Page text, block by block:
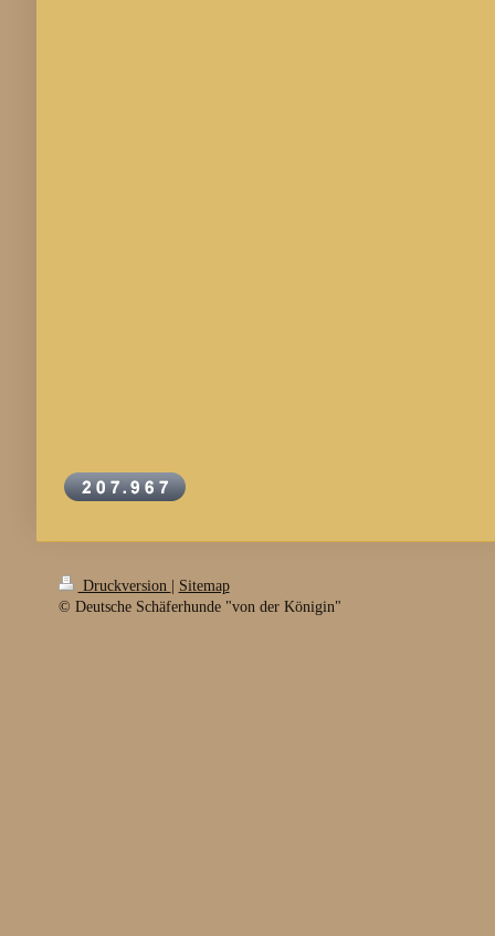
Druckversion
Sitemap
© Deutsche Schäferhunde "von der Königin"